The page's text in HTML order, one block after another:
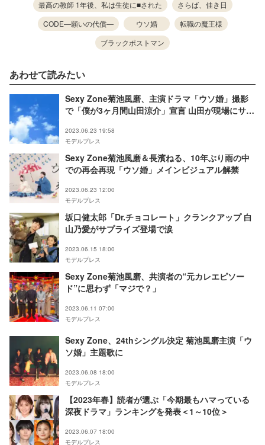
最高の教師 1年後、私は生徒に■された
さらば、佳き日
CODE―願いの代償―
ウソ婚
転職の魔王様
ブラックポストマン
あわせて読みたい
Sexy Zone菊池風磨、主演ドラマ「ウソ婚」撮影
で「僕が3ヶ月間山田涼介」宣言 山田が現場にサプ
2023.06.23 19:58
モデルプレス
Sexy Zone菊池風磨＆長濱ねる、10年ぶり雨の中
での再会再現「ウソ婚」メインビジュアル解禁
2023.06.23 12:00
モデルプレス
坂口健太郎「Dr.チョコレート」クランクアップ 白
山乃愛がサプライズ登場で涙
2023.06.15 18:00
モデルプレス
Sexy Zone菊池風磨、共演者の“元カレエピソー
ド”に思わず「マジで？」
2023.06.11 07:00
モデルプレス
Sexy Zone、24thシングル決定 菊池風磨主演「ウ
ソ婚」主題歌に
2023.06.08 18:00
モデルプレス
【2023年春】読者が選ぶ「今期最もハマっている
深夜ドラマ」ランキングを発表＜1～10位＞
2023.06.07 18:00
モデルプレス